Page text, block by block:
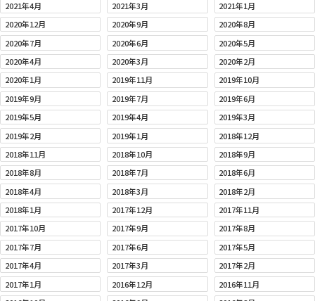
2021年4月
2021年3月
2021年1月
2020年12月
2020年9月
2020年8月
2020年7月
2020年6月
2020年5月
2020年4月
2020年3月
2020年2月
2020年1月
2019年11月
2019年10月
2019年9月
2019年7月
2019年6月
2019年5月
2019年4月
2019年3月
2019年2月
2019年1月
2018年12月
2018年11月
2018年10月
2018年9月
2018年8月
2018年7月
2018年6月
2018年4月
2018年3月
2018年2月
2018年1月
2017年12月
2017年11月
2017年10月
2017年9月
2017年8月
2017年7月
2017年6月
2017年5月
2017年4月
2017年3月
2017年2月
2017年1月
2016年12月
2016年11月